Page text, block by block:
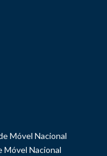
Móvel Nacional
Móvel Nacional